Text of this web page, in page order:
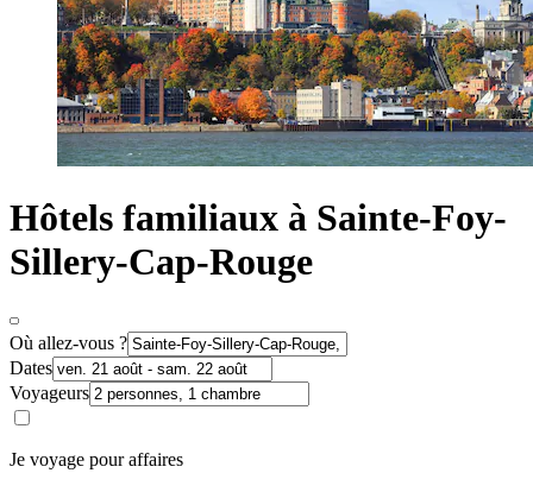
Hôtels familiaux à Sainte-Foy-
Sillery-Cap-Rouge
Où allez-vous ?
Dates
Voyageurs
Je voyage pour affaires